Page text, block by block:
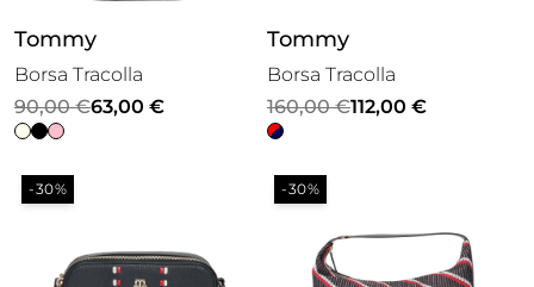
Tommy
Borsa Tracolla
90,00€
Il
prezzo
originale
era:
63,00 €
Il
prezzo
attuale
è:
Tommy
Borsa Tracolla
160,00€
Il
prezzo
originale
era:
160,00 €.
112,00 €
Il
prezzo
attuale
è:
112,00 €.
-30% -30%